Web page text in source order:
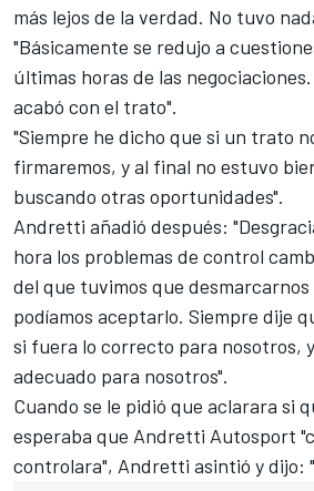
más lejos de la verdad. No tuvo
"Básicamente se redujo a
últimas horas de las
acabó con el trato".
"Siempre he dicho que si un trato
firmaremos, y al final no estuvo
buscando otras oportunidades".
Andretti añadió después:
hora los problemas de control
del que tuvimos que
podíamos aceptarlo. Siempre dije
si fuera lo correcto para nosotros,
adecuado para nosotros".
Cuando se le pidió que aclarara si
esperaba que Andretti Autosport
controlara", Andretti asintió y dijo: